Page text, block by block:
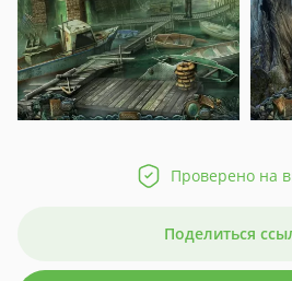
Проверено на
Поделиться